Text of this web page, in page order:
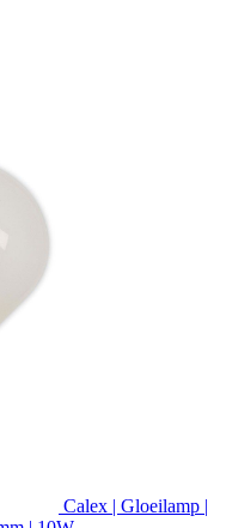
Calex | Gloeilamp |